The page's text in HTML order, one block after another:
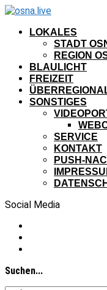
LOKALES
STADT
REGION
BLAULICHT
FREIZEIT
SONSTIGES
SERVICE
KONTAKT
PUSH-
Social Media
Suchen...